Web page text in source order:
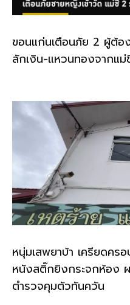
ขอนแก่นเตือนภัย 2 ผู้ต้
ลักเงิน-แหวนทองจากแ
หนุ่มเสพยาบ้า เครียดคร
หนังสติ๊กยิงกระจกห้อง
ตำรวจคุมตัวทันควัน